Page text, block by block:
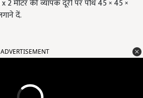
2 मीटर की व्यापक दूरी पर पौधे 45 × 45 ×
दें.
ADVERTISEMENT